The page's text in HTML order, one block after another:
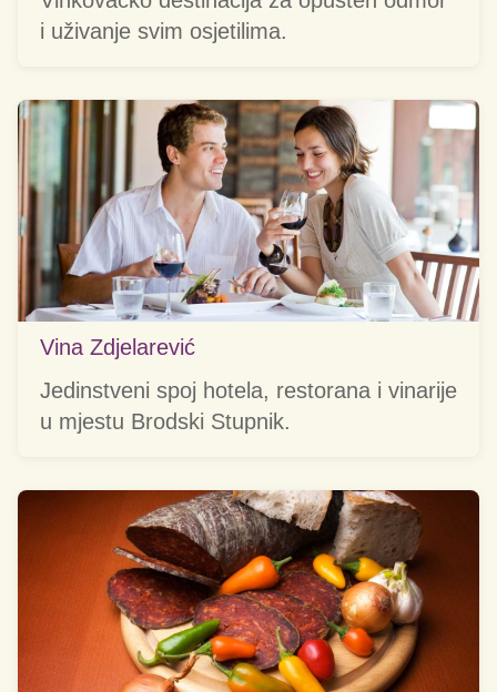
i uživanje svim osjetilima.
Vina Zdjelarević
Jedinstveni spoj hotela, restorana i vinarije
u mjestu Brodski Stupnik.